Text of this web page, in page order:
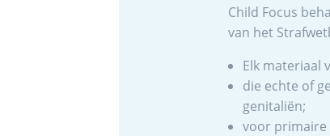
Child Focus
van het
Elk materiaal
die echte of
genitaliën;
voor primaire